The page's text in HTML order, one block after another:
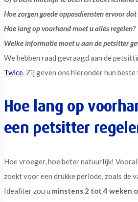
Hoe zorgen goede oppasdiensten ervoor
Hoe lang op voorhand moet u alles regelen?
Welke informatie moet u aan de petsitter
We hebben raad gevraagd aan de
Twice. Zij geven ons hieronder hun beste
Hoe lang op
een petsitter
Hoe vroeger, hoe beter natuurlijk! Vooral
zoekt voor een drukke periode, zoals de
Idealiter zou u minstens 2 tot 4 weken